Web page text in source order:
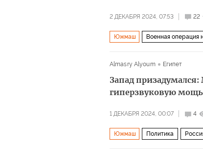
2 ДЕКАБРЯ 2024, 07:53 22
Южмаш Военная операция
Almasry Alyoum
Египет
Запад
гиперзвуковую мощь
1 ДЕКАБРЯ 2024, 00:07 4
Южмаш Политика